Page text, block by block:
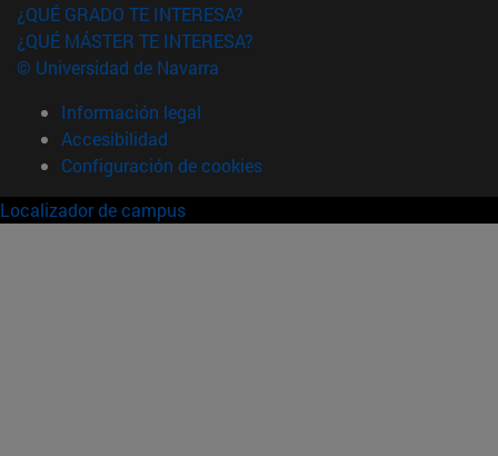
¿QUÉ GRADO TE INTERESA?
¿QUÉ MÁSTER TE INTERESA?
© Universidad de Navarra
Información legal
Accesibilidad
Configuración de cookies
Localizador de campus